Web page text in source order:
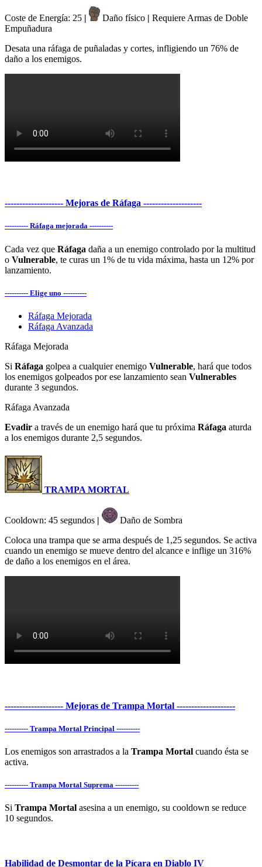
Coste de Energía: 25 | Daño físico | Requiere Armas de Doble
Empuñadura
Desata una ráfaga de puñaladas y cortes, infligiendo un 76% de
daño a los enemigos.
-------------------- Mejoras de Ráfaga --------------------
---------- Ráfaga mejorada ----------
Cada vez que Ráfaga daña a un enemigo controlado por la multitud
o Vulnerable, te curas un 1% de tu vida máxima, hasta un 12% por
lanzamiento.
---------- Elige uno ----------
Ráfaga Mejorada
Ráfaga Avanzada
Ráfaga Mejorada
Si Ráfaga golpea a cualquier enemigo Vulnerable, hará que todos
los enemigos golpeados por ese lanzamiento sean Vulnerables
durante 3 segundos.
Ráfaga Avanzada
Evadir a través de un enemigo hará que tu próxima Ráfaga aturda
a los enemigos durante 2,5 segundos.
TRAMPA MORTAL
Cooldown: 45 segundos |
Daño de Sombra
Coloca una trampa que se arma después de 1,25 segundos. Se activa
cuando un enemigo se mueve dentro del alcance e inflige un 316%
de daño a los enemigos en el área.
-------------------- Mejoras de Trampa Mortal --------------------
---------- Trampa Mortal Principal ----------
Los enemigos son arrastrados a la Trampa Mortal cuando ésta se
activa.
---------- Trampa Mortal Suprema ----------
Si Trampa Mortal asesina a un enemigo, su cooldown se reduce
10 segundos.
Habilidad de Desmontar de la Pícara en Diablo IV